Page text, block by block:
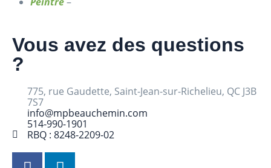
Vous avez des questions
?
775, rue Gaudette, Saint-Jean-sur-Richelieu, QC J3B
7S7
info@mpbeauchemin.com
514-990-1901
RBQ : 8248-2209-02